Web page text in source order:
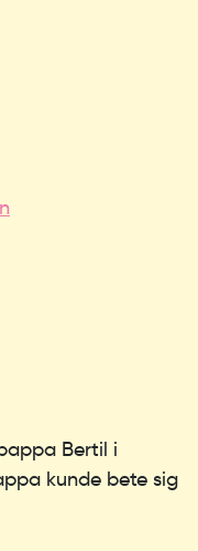
Bertil i
kunde bete sig